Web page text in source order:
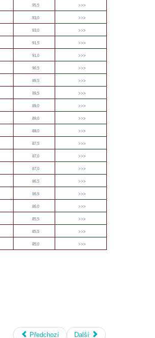
95,5 >>>
93,0 >>>
93,0 >>>
91,5 >>>
91,0 >>>
90,5 >>>
89,5 >>>
89,5 >>>
89,0 >>>
89,0 >>>
88,0 >>>
87,5 >>>
87,0 >>>
87,0 >>>
86,5 >>>
86,5 >>>
86,0 >>>
85,5 >>>
85,5 >>>
85,0 >>>
Předchozí Další